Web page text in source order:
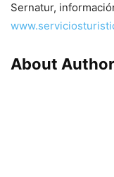
Sernatur,
About Author